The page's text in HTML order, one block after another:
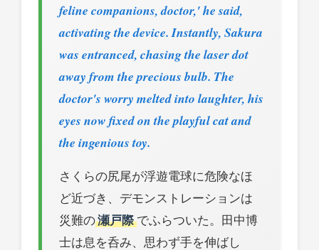
feline companions, doctor,' he said,
activating the device. Instantly, Sakura
was entranced, chasing the laser dot
away from the precious bulb. The
doctor's worry melted into laughter, his
eyes now fixed on the playful cat and
the ingenious toy.
さくらの尻尾が浮遊電球に危険なほ
ど近づき、デモンストレーションは
災難の瀬戸際でふらついた。田中博
士は息を呑み、思わず手を伸ばし